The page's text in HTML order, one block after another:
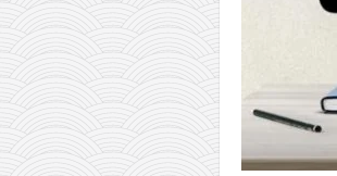
kalendar srpski
azbuki i knjige
Okinava karate
najnovije na blogu
moje beleške